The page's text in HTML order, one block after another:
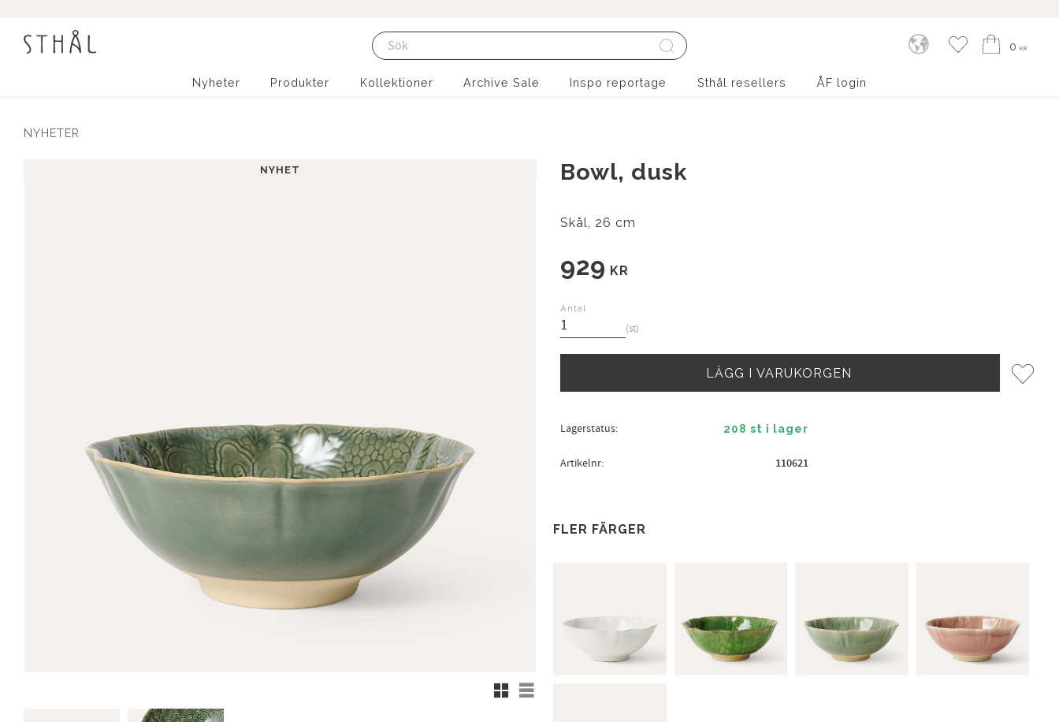
Favoriter
Kundvagn
0 KR
Nyheter Produkter Kollektioner Archive Sale Inspo reportage Sthål resellers ÅF login
NYHETER
Bowl, dusk
Skål, 26 cm
NYHET
Rutnätsvy
Listvy
929 KR
Antal
st
Lägg
Lagerstatus 208 st i lager
Artikelnr 110621
FLER FÄRGER